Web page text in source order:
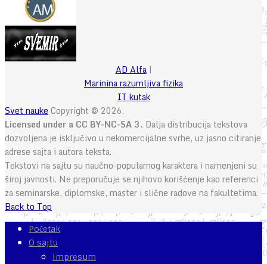
AD Alfa|
Marinina razumljiva fizika
IT kutak
Svet nauke Copyright © 2026.
Licensed under a CC BY-NC-SA 3. Dalja distribucija tekstova
dozvoljena je isključivo u nekomercijalne svrhe, uz jasno citiranje
adrese sajta i autora teksta.
Tekstovi na sajtu su naučno-popularnog karaktera i namenjeni su
široj javnosti. Ne preporučuje se njihovo korišćenje kao referenci
za seminarske, diplomske, master i slične radove na fakultetima.
Back to Top
Početak
O sajtu
Impresum